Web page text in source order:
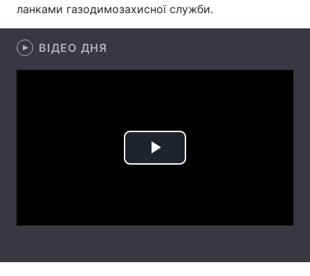
Спорт Наука
Техно і зв'язок
Зброя Інциденти
Погода
Регіони
ланками газодимозахисної служби.
ВІДЕО ДНЯ
Play